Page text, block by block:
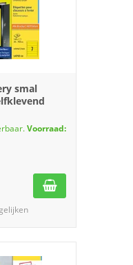
smal
Voorraad: